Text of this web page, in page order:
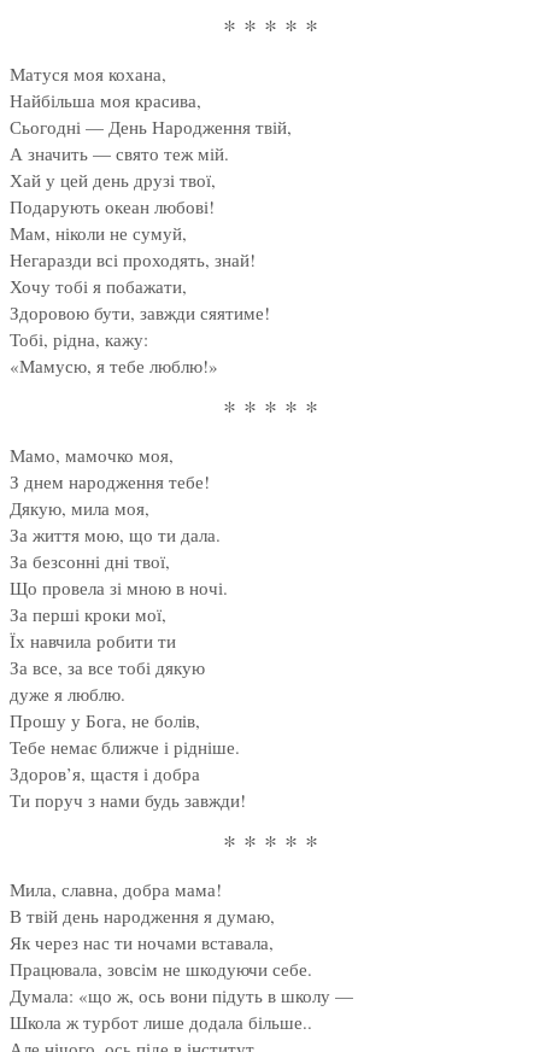
* * * * *
Матуся моя кохана,
Найбільша моя красива,
Сьогодні — День Народження твій,
А значить — свято теж мій.
Хай у цей день друзі твої,
Подарують океан любові!
Мам, ніколи не сумуй,
Негаразди всі проходять, знай!
Хочу тобі я побажати,
Здоровою бути, завжди сяятиме!
Тобі, рідна, кажу:
«Мамусю, я тебе люблю!»
* * * * *
Мамо, мамочко моя,
З днем народження тебе!
Дякую, мила моя,
За життя мою, що ти дала.
За безсонні дні твої,
Що провела зі мною в ночі.
За перші кроки мої,
Їх навчила робити ти
За все, за все тобі дякую
дуже я люблю.
Прошу у Бога, не болів,
Тебе немає ближче і рідніше.
Здоров’я, щастя і добра
Ти поруч з нами будь завжди!
* * * * *
Мила, славна, добра мама!
В твій день народження я думаю,
Як через нас ти ночами вставала,
Працювала, зовсім не шкодуючи себе.
Думала: «що ж, ось вони підуть в школу —
Школа ж турбот лише додала більше..